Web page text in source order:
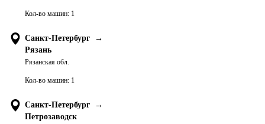
Кол-во машин: 1
Санкт-Петербург
→
Рязань
Рязанская обл.
Кол-во машин: 1
Санкт-Петербург
→
Петрозаводск